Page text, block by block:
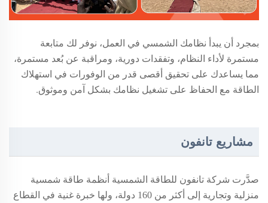
بمجرد أن يبدأ نظامك الشمسي في العمل، نوفر لك متابعة
مستمرة لأداء النظام، وتفقدات دورية، ومراقبة عن بُعد مستمرة،
مما يساعدك على تحقيق أقصى قدر من الوفورات في استهلاك
الطاقة مع الحفاظ على تشغيل نظامك بشكل آمن وموثوق.
مشاريع تانفون
صدَّرت شركة تانفون للطاقة الشمسية أنظمة طاقة شمسية
منزلية وتجارية إلى أكثر من 160 دولة، ولها خبرة غنية في القطاع